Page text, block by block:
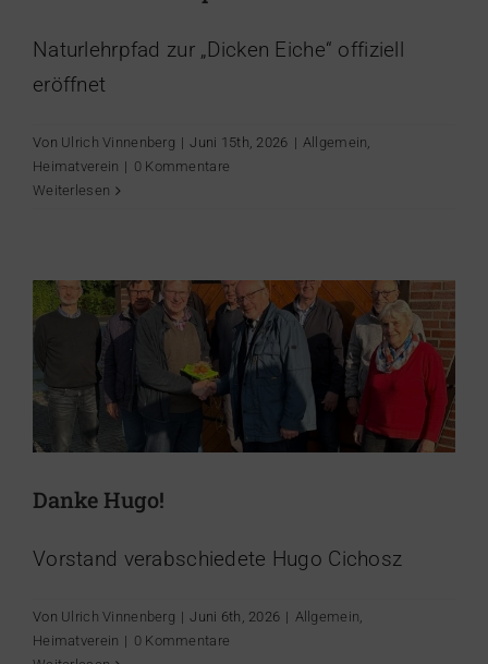
Naturlehrpfad zur „Dicken Eiche“ offiziell
eröffnet
Von Ulrich Vinnenberg | Juni 15th, 2026 | Allgemein,
Heimatverein | 0 Kommentare
Weiterlesen
Danke Hugo!
Vorstand verabschiedete Hugo Cichosz
Von Ulrich Vinnenberg | Juni 6th, 2026 | Allgemein,
Heimatverein | 0 Kommentare